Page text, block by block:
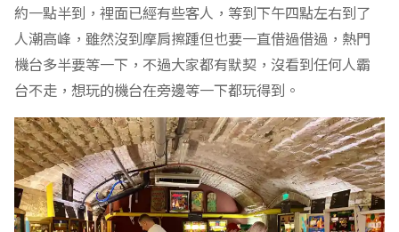
約一點半到，裡面已經有些客人，等到下午四點左右到了
人潮高峰，雖然沒到摩肩擦踵但也要一直借過借過，熱門
機台多半要等一下，不過大家都有默契，沒看到任何人霸
台不走，想玩的機台在旁邊等一下都玩得到。